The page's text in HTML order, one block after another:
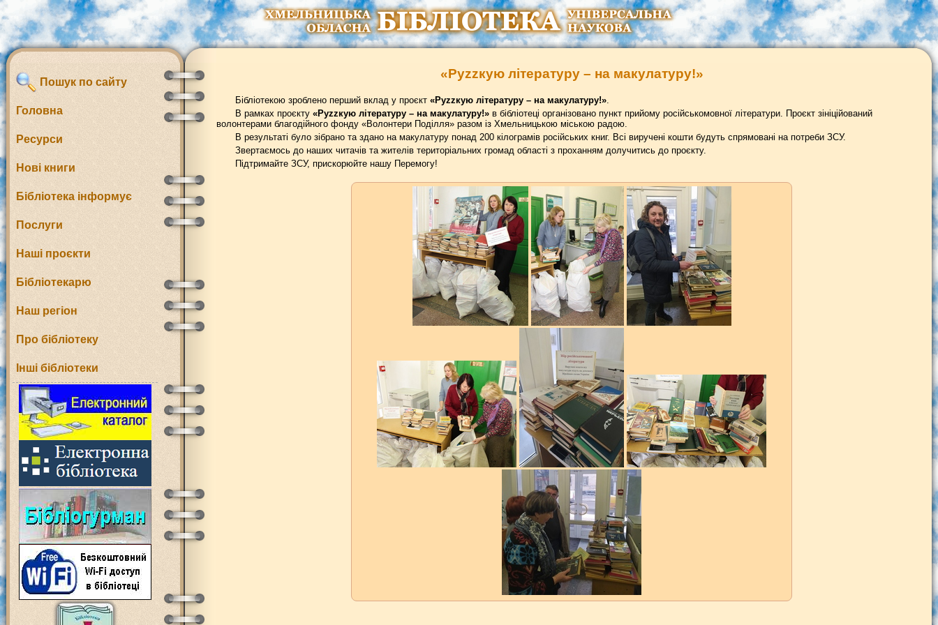
Пошук по сайту
Головна
Ресурси
Нові книги
Бібліотека інформує
Послуги
Наші проєкти
Бібліотекарю
Наш регіон
Про бібліотеку
Інші бібліотеки
«Руzzкую літературу – на макулатуру!»
Бібліотекою зроблено перший вклад у проєкт «Руzzкую літературу – на макулатуру!».
В рамках проєкту «Руzzкую літературу – на макулатуру!»в бібліотеці організовано пункт прийому російськомовної літератури. Проєкт зініційований
волонтерами благодійного фонду «Волонтери Поділля» разом із Хмельницькою міською радою.
В результаті було зібрано та здано на макулатуру понад 200 кілограмів російських книг. Всі виручені кошти будуть спрямовані на потреби ЗСУ.
Звертаємось до наших читачів та жителів територіальних громад області з проханням долучитись до проєкту.
Підтримайте ЗСУ, прискорюйте нашу Перемогу!